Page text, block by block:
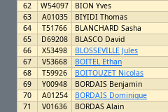
62
W54097 BION Yves
63
A01035 BIYIDI Thomas
64
T51766 BLANCHARD Sasha
65
D69208 BLASCO David
66
X53498 BLOSSEVILLE Jules
67
V53668 BOITEL Ethan
68
T59926 BOITOUZET Nicolas
69
Y00948 BORDAIS Benjamin
70
A01254 BORDAIS Dominique
71
V01636 BORDAS Alain